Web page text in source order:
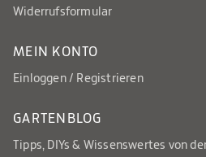
Widerrufsformular
MEIN KONTO
Einloggen / Registrieren
GARTENBLOG
Tipps, DIYs & Wissenswertes von